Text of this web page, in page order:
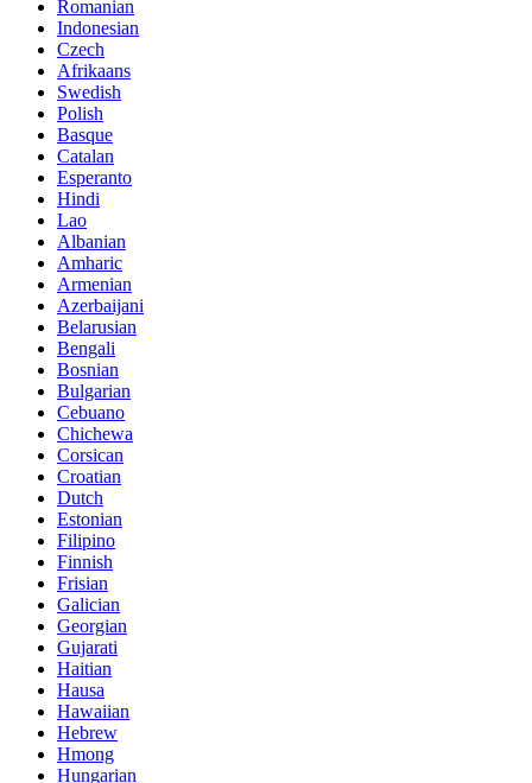
Romanian
Indonesian
Czech
Afrikaans
Swedish
Polish
Basque
Catalan
Esperanto
Hindi
Lao
Albanian
Amharic
Armenian
Azerbaijani
Belarusian
Bengali
Bosnian
Bulgarian
Cebuano
Chichewa
Corsican
Croatian
Dutch
Estonian
Filipino
Finnish
Frisian
Galician
Georgian
Gujarati
Haitian
Hausa
Hawaiian
Hebrew
Hmong
Hungarian